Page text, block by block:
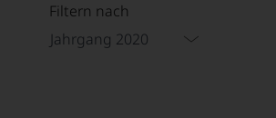
Filtern nach
Jahrgang 2020